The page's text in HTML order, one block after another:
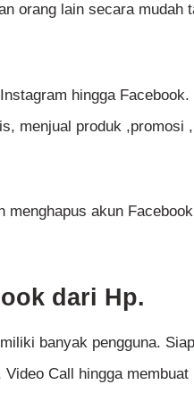
orang lain secara mudah
hingga
menjual produk ,promosi
menghapus akun
dari Hp.
banyak pengguna.
Call hingga membuat